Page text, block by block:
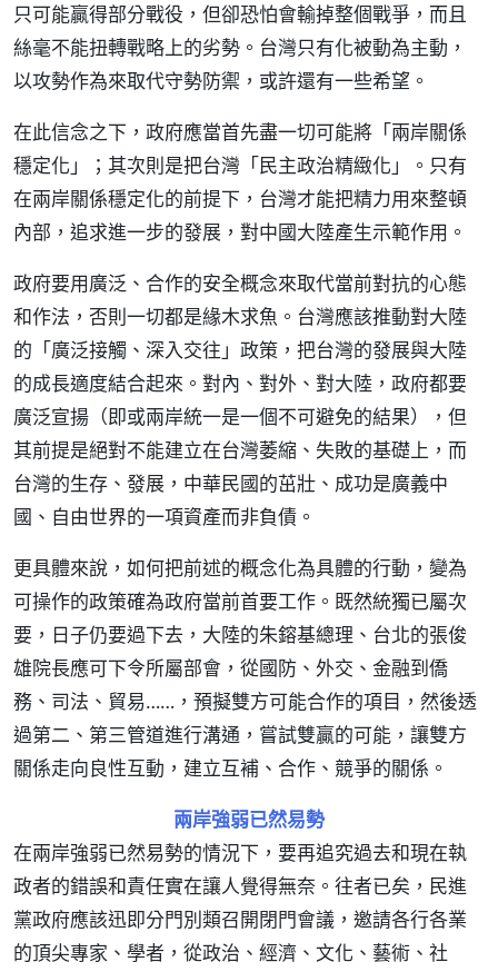
只可能贏得部分戰役，但卻恐怕會輸掉整個戰爭，而且
絲毫不能扭轉戰略上的劣勢。台灣只有化被動為主動，
以攻勢作為來取代守勢防禦，或許還有一些希望。
在此信念之下，政府應當首先盡一切可能將「兩岸關係
穩定化」；其次則是把台灣「民主政治精緻化」。只有
在兩岸關係穩定化的前提下，台灣才能把精力用來整頓
內部，追求進一步的發展，對中國大陸產生示範作用。
政府要用廣泛、合作的安全概念來取代當前對抗的心態
和作法，否則一切都是緣木求魚。台灣應該推動對大陸
的「廣泛接觸、深入交往」政策，把台灣的發展與大陸
的成長適度結合起來。對內、對外、對大陸，政府都要
廣泛宣揚（即或兩岸統一是一個不可避免的結果），但
其前提是絕對不能建立在台灣萎縮、失敗的基礎上，而
台灣的生存、發展，中華民國的茁壯、成功是廣義中
國、自由世界的一項資產而非負債。
更具體來說，如何把前述的概念化為具體的行動，變為
可操作的政策確為政府當前首要工作。既然統獨已屬次
要，日子仍要過下去，大陸的朱鎔基總理、台北的張俊
雄院長應可下令所屬部會，從國防、外交、金融到僑
務、司法、貿易……，預擬雙方可能合作的項目，然後透
過第二、第三管道進行溝通，嘗試雙贏的可能，讓雙方
關係走向良性互動，建立互補、合作、競爭的關係。
兩岸強弱已然易勢
在兩岸強弱已然易勢的情況下，要再追究過去和現在執
政者的錯誤和責任實在讓人覺得無奈。往者已矣，民進
黨政府應該迅即分門別類召開閉門會議，邀請各行各業
的頂尖專家、學者，從政治、經濟、文化、藝術、社